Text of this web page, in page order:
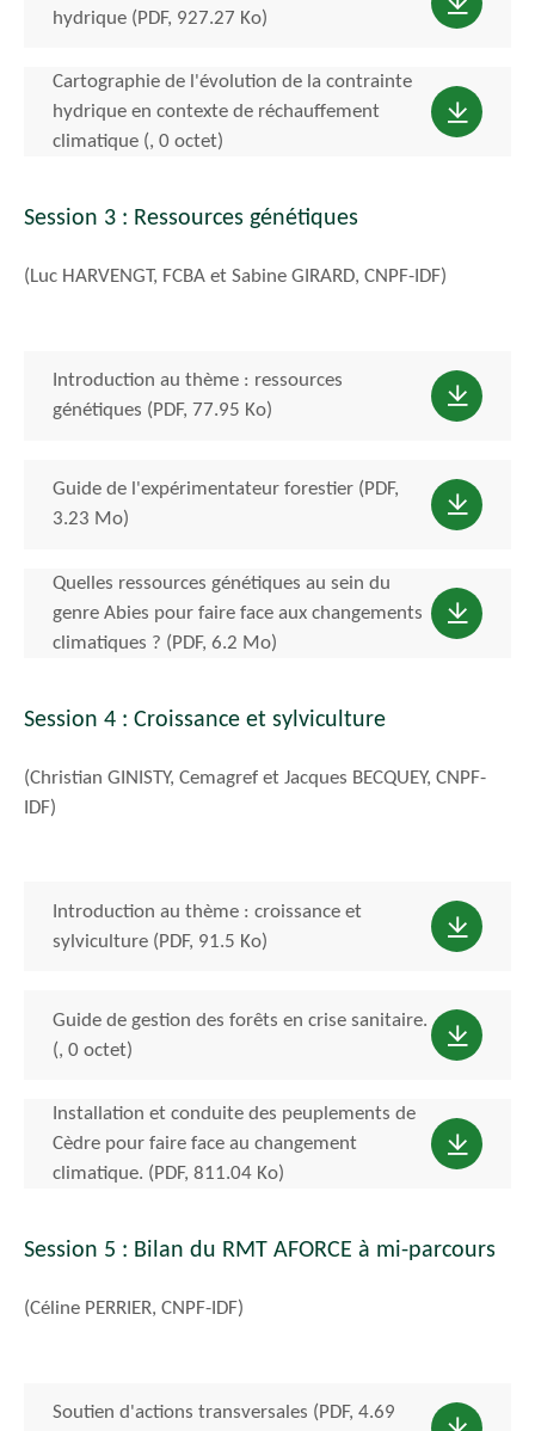
hydrique (PDF, 927.27 Ko)
Cartographie de l'évolution de la contrainte
hydrique en contexte de réchauffement
climatique (, 0 octet)
Session 3 : Ressources génétiques
(Luc HARVENGT, FCBA et Sabine GIRARD, CNPF-IDF)
Introduction au thème : ressources
génétiques (PDF, 77.95 Ko)
Guide de l'expérimentateur forestier (PDF,
3.23 Mo)
Quelles ressources génétiques au sein du
genre Abies pour faire face aux changements
climatiques ? (PDF, 6.2 Mo)
Session 4 : Croissance et sylviculture
(Christian GINISTY, Cemagref et Jacques BECQUEY, CNPF-
IDF)
Introduction au thème : croissance et
sylviculture (PDF, 91.5 Ko)
Guide de gestion des forêts en crise sanitaire.
(, 0 octet)
Installation et conduite des peuplements de
Cèdre pour faire face au changement
climatique. (PDF, 811.04 Ko)
Session 5 : Bilan du RMT AFORCE à mi-parcours
(Céline PERRIER, CNPF-IDF)
Soutien d'actions transversales (PDF, 4.69